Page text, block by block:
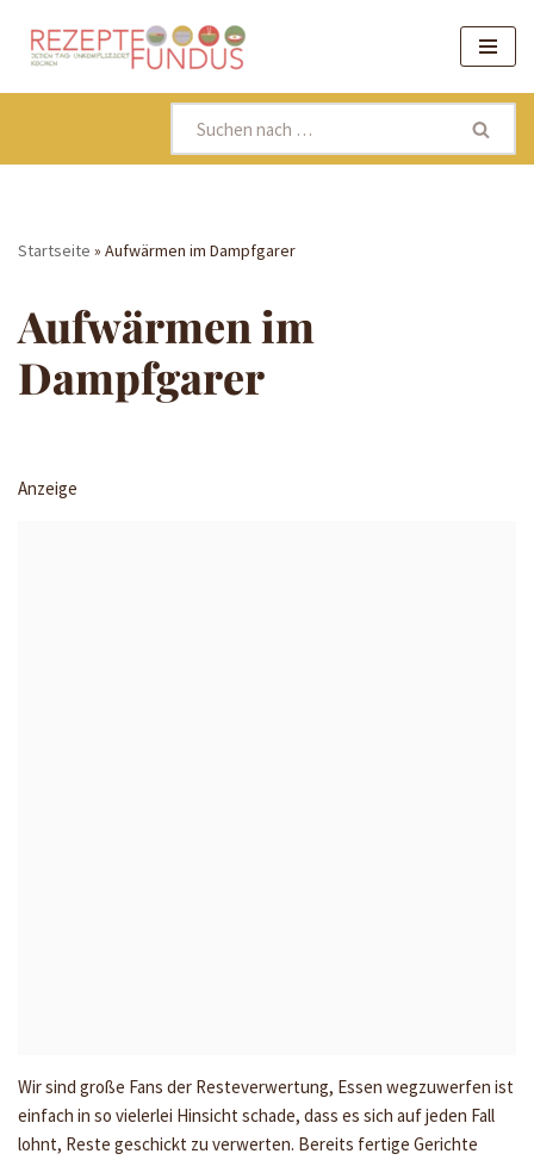
Zum
Inhalt
Startseite » Aufwärmen im Dampfgarer
Aufwärmen im
Dampfgarer
Anzeige
Wir sind große Fans der Resteverwertung, Essen wegzuwerfen ist
einfach in so vielerlei Hinsicht schade, dass es sich auf jeden Fall
lohnt, Reste geschickt zu verwerten. Bereits fertige Gerichte